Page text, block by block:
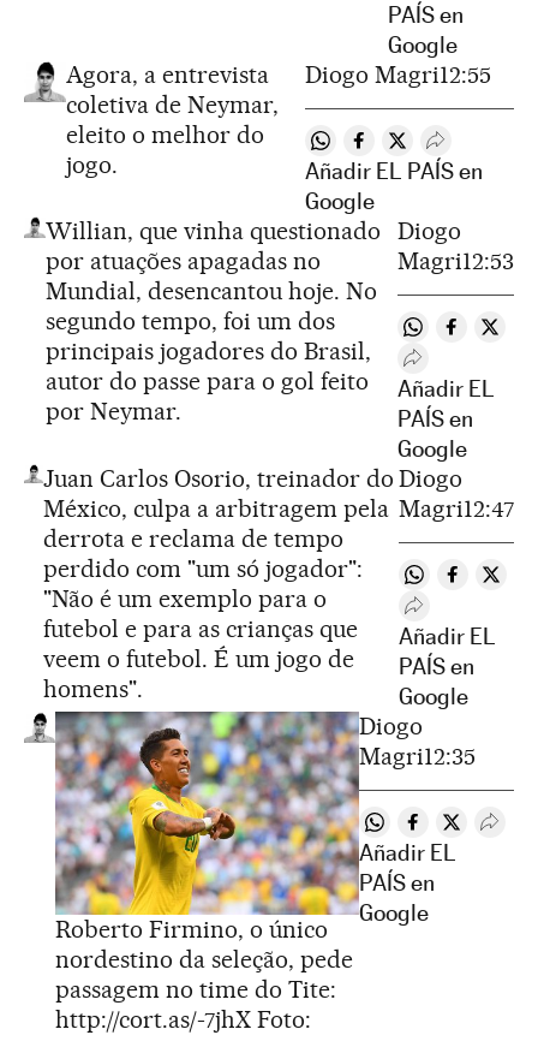
PAÍS en
Google
Agora, a entrevista
coletiva de Neymar,
eleito o melhor do
jogo.
Diogo Magri12:55
Compartir en Whatsapp
Compartir en
Compartir en
Desplegar
Añadir EL PAÍS en
Google
Willian, que vinha questionado
por atuações apagadas no
Mundial, desencantou hoje. No
segundo tempo, foi um dos
principais jogadores do Brasil,
autor do passe para o gol feito
por Neymar.
Diogo
Magri12:53
Compartir en
Desplegar
Añadir EL
PAÍS en
Google
Juan Carlos Osorio, treinador do
México, culpa a arbitragem pela
derrota e reclama de tempo
perdido com "um só jogador":
"Não é um exemplo para o
futebol e para as crianças que
veem o futebol. É um jogo de
homens".
Diogo
Magri12:47
Compartir en
Desplegar
Añadir EL
PAÍS en
Google
Roberto Firmino, o único
nordestino da seleção, pede
passagem no time do Tite:
http://cort.as/-7jhXFoto:
Diogo
Magri12:35
Compartir en
Compartir en
Añadir EL
PAÍS en
Google